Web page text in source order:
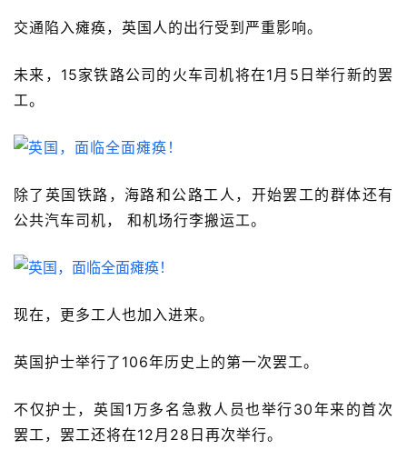
交通陷入瘫痪，英国人的出行受到严重影响。
未来，15家铁路公司的火车司机将在1月5日举行新的罢
工。
除了英国铁路，海路和公路工人，开始罢工的群体还有
公共汽车司机， 和机场行李搬运工。
现在，更多工人也加入进来。
英国护士举行了106年历史上的第一次罢工。
不仅护士，英国1万多名急救人员也举行30年来的首次
罢工，罢工还将在12月28日再次举行。